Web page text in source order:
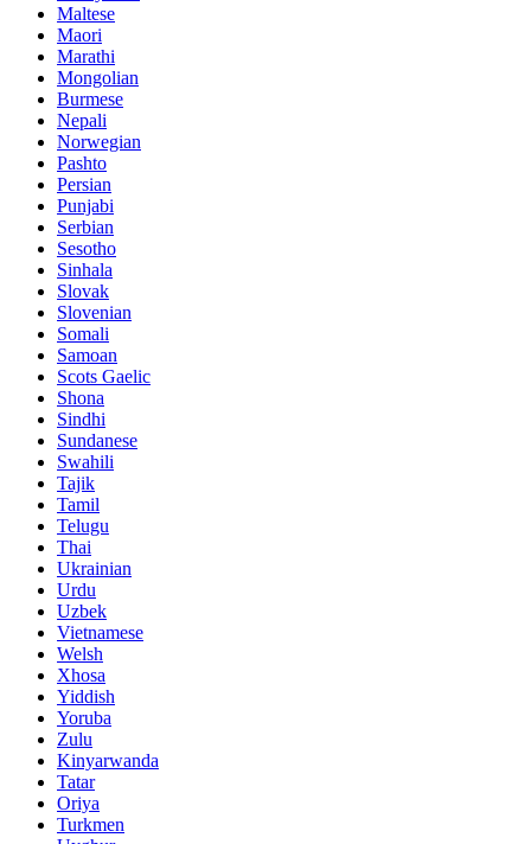
Maltese
Maori
Marathi
Mongolian
Burmese
Nepali
Norwegian
Pashto
Persian
Punjabi
Serbian
Sesotho
Sinhala
Slovak
Slovenian
Somali
Samoan
Scots Gaelic
Shona
Sindhi
Sundanese
Swahili
Tajik
Tamil
Telugu
Thai
Ukrainian
Urdu
Uzbek
Vietnamese
Welsh
Xhosa
Yiddish
Yoruba
Zulu
Kinyarwanda
Tatar
Oriya
Turkmen